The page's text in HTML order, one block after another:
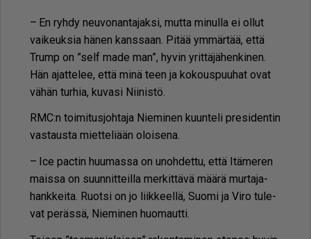
– En ryh­dy neu­vo­nan­ta­jak­si, mut­ta mi­nul­la ei ol­lut
vai­keuk­sia hä­nen kans­saan. Pi­tää ym­mär­tää, et­tä
Trump on ”self made man”, hy­vin yrit­tä­jä­hen­ki­nen.
Hän ajat­te­lee, et­tä minä teen ja ko­kous­puu­hat ovat
vä­hän tur­hia, ku­va­si Nii­nis­tö.
RMC:n toi­mi­tus­joh­ta­ja Nie­mi­nen kuun­te­li pre­si­den­tin
vas­taus­ta miet­te­li­ään oloi­se­na.
– Ice pac­tin huu­mas­sa on unoh­det­tu, et­tä Itä­me­ren
mais­sa on suun­nit­teil­la mer­kit­tä­vä mää­rä mur­ta­ja­
hank­kei­ta. Ruot­si on jo liik­keel­lä, Suo­mi ja Viro tu­le­
vat pe­räs­sä, Nie­mi­nen huo­maut­ti.